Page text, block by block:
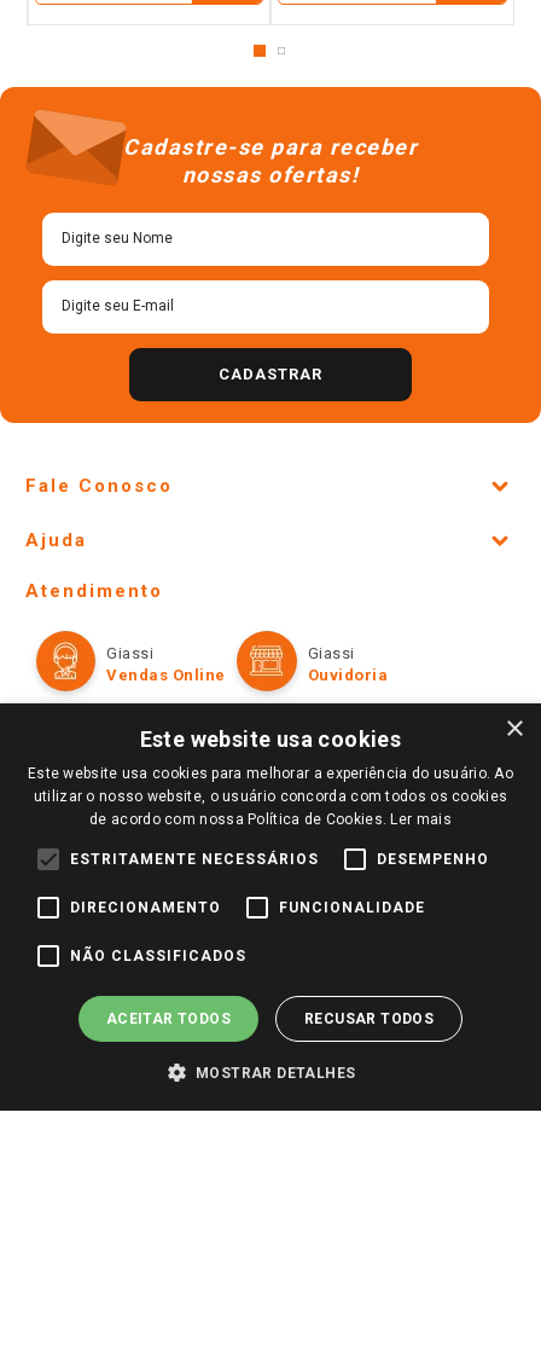
Cadastre-se para receber
nossas ofertas!
CADASTRAR
Fale Conosco
Lojas Físicas e Horários
Ofertas
Televendas
Amigo Giassi
Trabalhe Conosco
Identidade Visual
Ajuda
Formas de Pagamento
Políticas de entrega
Trocas e Devoluções
Atendimento
Giassi
Vendas Online
Giassi
Ouvidoria
Redes Sociais
Pagamento e Segurança
×
Este website usa cookies
Este website usa cookies para melhorar a experiência do usuário. Ao
utilizar o nosso website, o usuário concorda com todos os cookies
de acordo com nossa Política de Cookies. Ler mais
ESTRITAMENTE NECESSÁRIOS DESEMPENHO
DIRECIONAMENTO FUNCIONALIDADE
NÃO CLASSIFICADOS
ACEITAR TODOS RECUSAR TODOS
MOSTRAR DETALHES